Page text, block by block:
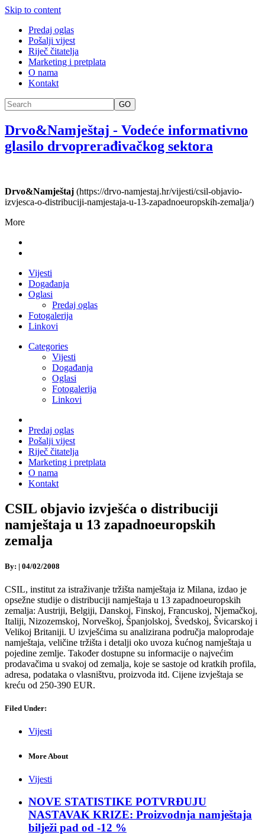
Skip to content
Predaj oglas
Pošalji vijest
Riječ čitatelja
Marketing i pretplata
O nama
Kontakt
GO
Drvo&Namještaj - Vodeće informativno
glasilo drvoprerađivačkog sektora
Drvo&Namještaj (https://drvo-namjestaj.hr/vijesti/csil-objavio-
izvjesca-o-distribuciji-namjestaja-u-13-zapadnoeuropskih-zemalja/)
More
Vijesti
Događanja
Oglasi
Predaj oglas
Fotogalerija
Linkovi
Categories
Vijesti
Događanja
Oglasi
Fotogalerija
Linkovi
Predaj oglas
Pošalji vijest
Riječ čitatelja
Marketing i pretplata
O nama
Kontakt
CSIL objavio izvješća o distribuciji
namještaja u 13 zapadnoeuropskih
zemalja
By: | 04/02/2008
CSIL, institut za istraživanje tržišta namještaja iz Milana, izdao je
opsežne studije o distribuciji namještaja u 13 zapadnoeuropskih
zemalja: Austriji, Belgiji, Danskoj, Finskoj, Francuskoj, Njemačkoj,
Italiji, Nizozemskoj, Norveškoj, Španjolskoj, Švedskoj, Švicarskoj i
Velikoj Britaniji. U izvješćima su analizirana područja maloprodaje
namještaja, veličine tržišta i detalji oko uvoza kućnog namještaja u
pojedine zemlje. Također dostupne su informacije o najvećim
prodavačima u svakoj od zemalja, koje se sastoje od kratkih profila,
adresa, podataka o vlasništvu, proizvoda itd. Cijene izvještaja se
kreću od 250-390 EUR.
Filed Under:
Vijesti
More About
Vijesti
NOVE STATISTIKE POTVRĐUJU
NASTAVAK KRIZE: Proizvodnja namještaja
bilježi pad od -12 %